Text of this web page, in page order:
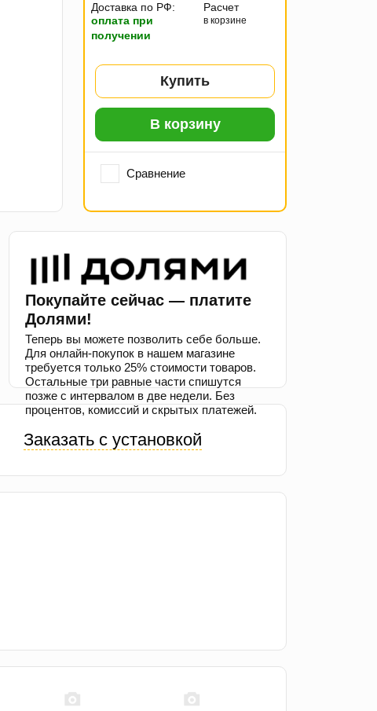
Доставка по РФ:
оплата при
получении
Расчет
в корзине
Купить
В корзину
Сравнение
Покупайте сейчас — платите
Долями!
Теперь вы можете позволить себе больше.
Для онлайн-покупок в нашем магазине
требуется только 25% стоимости товаров.
Остальные три равные части спишутся
позже с интервалом в две недели. Без
процентов, комиссий и скрытых платежей.
Заказать с установкой